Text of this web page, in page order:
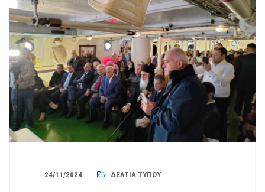
24/11/2024 ΔΕΛΤΊΑ ΤΎΠΟΥ